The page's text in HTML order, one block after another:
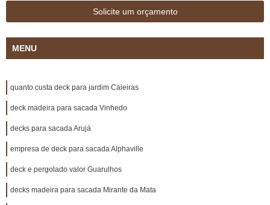
Solicite um orçamento
MENU
quanto custa deck para jardim Caieiras
deck madeira para sacada Vinhedo
decks para sacada Arujá
empresa de deck para sacada Alphaville
deck e pergolado valor Guarulhos
decks madeira para sacada Mirante da Mata